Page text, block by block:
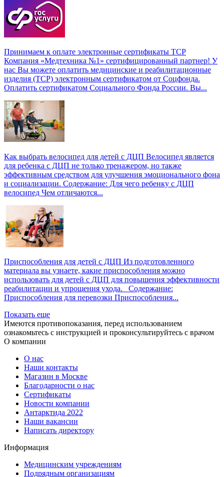
Принимаем к оплате электронные сертификаты ТСР
Компания «Медтехника №1» сертифицированный партнер! У
нас Вы можете оплатить медицинские и реабилитационные
изделия (ТСР) электронным сертификатом от Соцфонда.
Оплатить сертификатом Социального Фонда России. Вы...
Как выбрать велосипед для детей с ДЦП Велосипед является
для ребенка с ДЦП не только тренажером, но также
эффективным средством для улучшения эмоционального фона
и социализации. Содержание: Для чего ребенку с ДЦП
велосипед Чем отличаются...
Приспособления для детей с ДЦП Из подготовленного
материала вы узнаете, какие приспособления можно
использовать для детей с ДЦП для повышения эффективности
реабилитации и упрощения ухода. Содержание:
Приспособления для перевозки Приспособления...
Показать еще
Имеются противопоказания, перед использованием
ознакомьтесь с инструкцией и проконсультируйтесь с врачом
О компании
О нас
Наши контакты
Магазин в Москве
Благодарности о нас
Сертификаты
Новости компании
Антарктида 2022
Наши вакансии
Написать директору
Информация
Медицинским учреждениям
Подрядным организациям